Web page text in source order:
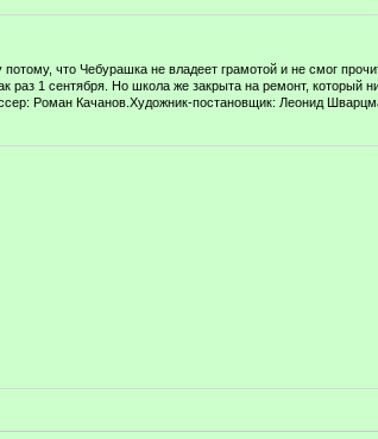
что Чебурашка не владеет грамотой и не смог
раз 1 сентября. Но школа же закрыта на ремонт, который
Роман Качанов.Художник-постановщик: Леонид